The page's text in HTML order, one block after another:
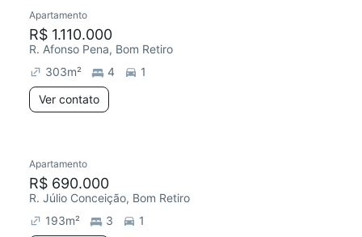
Apartamento
R$ 1.110.000
R. Afonso Pena, Bom Retiro
303m² 4
1
Ver contato
Apartamento
R$ 690.000
R. Júlio Conceição, Bom Retiro
193m² 3 1